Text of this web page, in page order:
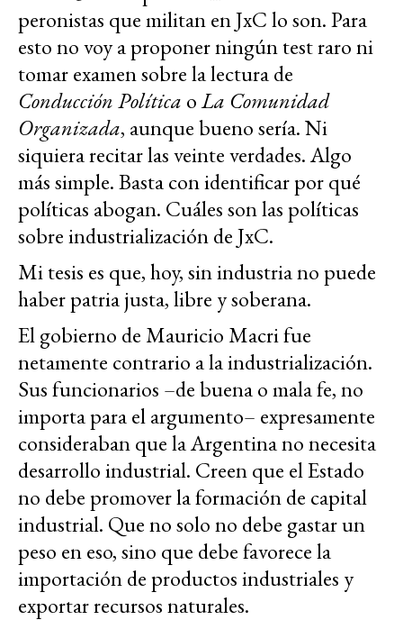
peronistas que militan en JxC lo son. Para
esto no voy a proponer ningún test raro ni
tomar examen sobre la lectura de
Conducción Política oLa Comunidad
Organizada, aunque bueno sería. Ni
siquiera recitar las veinte verdades. Algo
más simple. Basta con identificar por qué
políticas abogan. Cuáles son las políticas
sobre industrialización de JxC.
Mi tesis es que, hoy, sin industria no puede
haber patria justa, libre y soberana.
El gobierno de Mauricio Macri fue
netamente contrario a la industrialización.
Sus funcionarios –de buena o mala fe, no
importa para el argumento– expresamente
consideraban que la Argentina no necesita
desarrollo industrial. Creen que el Estado
no debe promover la formación de capital
industrial. Que no solo no debe gastar un
peso en eso, sino que debe favorece la
importación de productos industriales y
exportar recursos naturales.